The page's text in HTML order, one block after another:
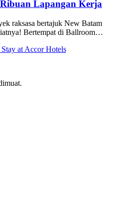
Lapangan Kerja
raksasa bertajuk New Batam
Bertempat di Ballroom…